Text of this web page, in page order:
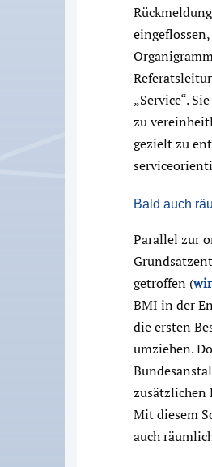
„Service“.
zu
gezielt zu
Bald auch
Parallel zur
getroffen (
BMI in der
die ersten
umziehen.
zusätzlichen
Mit diesem
auch